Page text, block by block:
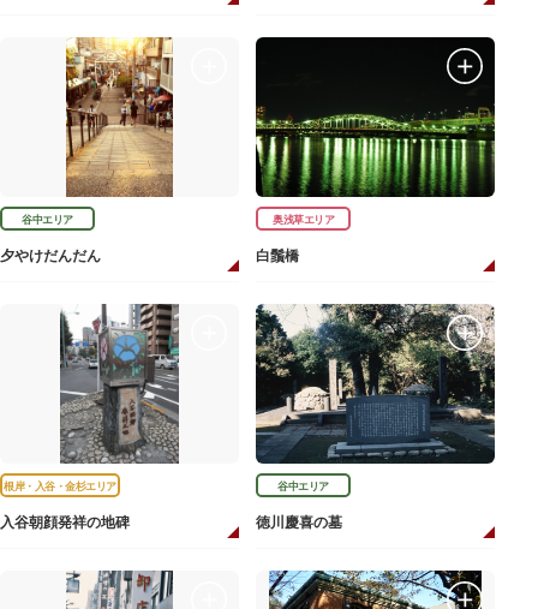
谷中エリア
夕やけだんだん
奥浅草エリア
白鬚橋
根岸・入谷・金杉エリア
入谷朝顔発祥の地碑
谷中エリア
徳川慶喜の墓